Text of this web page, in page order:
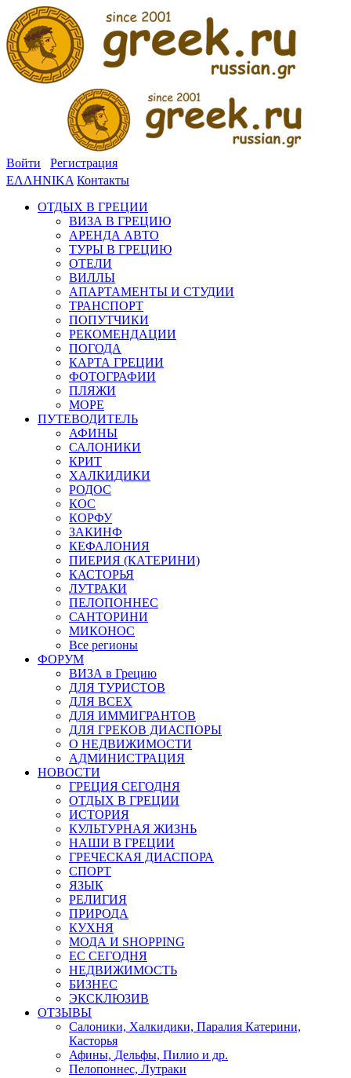
Войти
Регистрация
ΕΛΛΗΝΙΚΑ Контакты
ОТДЫХ В ГРЕЦИИ
ВИЗА В ГРЕЦИЮ
АРЕНДА АВТО
ТУРЫ В ГРЕЦИЮ
ОТЕЛИ
ВИЛЛЫ
АПАРТАМЕНТЫ И СТУДИИ
ТРАНСПОРТ
ПОПУТЧИКИ
РЕКОМЕНДАЦИИ
ПОГОДА
КАРТА ГРЕЦИИ
ФОТОГРАФИИ
ПЛЯЖИ
МОРЕ
ПУТЕВОДИТЕЛЬ
АФИНЫ
САЛОНИКИ
КРИТ
ХАЛКИДИКИ
РОДОС
КОС
КОРФУ
ЗАКИНФ
КЕФАЛОНИЯ
ПИЕРИЯ (КАТЕРИНИ)
КАСТОРЬЯ
ЛУТРАКИ
ПЕЛОПОННЕС
САНТОРИНИ
МИКОНОС
Все регионы
ФОРУМ
ВИЗА в Грецию
ДЛЯ ТУРИСТОВ
ДЛЯ ВСЕХ
ДЛЯ ИММИГРАНТОВ
ДЛЯ ГРЕКОВ ДИАСПОРЫ
О НЕДВИЖИМОСТИ
АДМИНИСТРАЦИЯ
НОВОСТИ
ГРЕЦИЯ СЕГОДНЯ
ОТДЫХ В ГРЕЦИИ
ИСТОРИЯ
КУЛЬТУРНАЯ ЖИЗНЬ
НАШИ В ГРЕЦИИ
ГРЕЧЕСКАЯ ДИАСПОРА
СПОРТ
ЯЗЫК
РЕЛИГИЯ
ПРИРОДА
КУХНЯ
МОДА И SHOPPING
ЕС СЕГОДНЯ
НЕДВИЖИМОСТЬ
БИЗНЕС
ЭКСКЛЮЗИВ
ОТЗЫВЫ
Салоники, Халкидики, Паралия Катерини,
Касторья
Афины, Дельфы, Пилио и др.
Пелопоннес, Лутраки